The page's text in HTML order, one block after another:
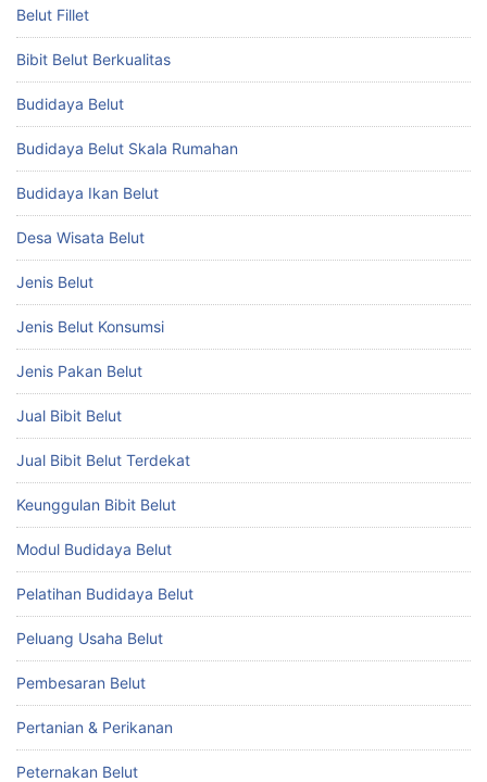
Belut Fillet
Bibit Belut Berkualitas
Budidaya Belut
Budidaya Belut Skala Rumahan
Budidaya Ikan Belut
Desa Wisata Belut
Jenis Belut
Jenis Belut Konsumsi
Jenis Pakan Belut
Jual Bibit Belut
Jual Bibit Belut Terdekat
Keunggulan Bibit Belut
Modul Budidaya Belut
Pelatihan Budidaya Belut
Peluang Usaha Belut
Pembesaran Belut
Pertanian & Perikanan
Peternakan Belut